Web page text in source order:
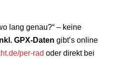
lang genau?“ – keine
GPX-Daten gibt’s online
per-rad oder direkt bei